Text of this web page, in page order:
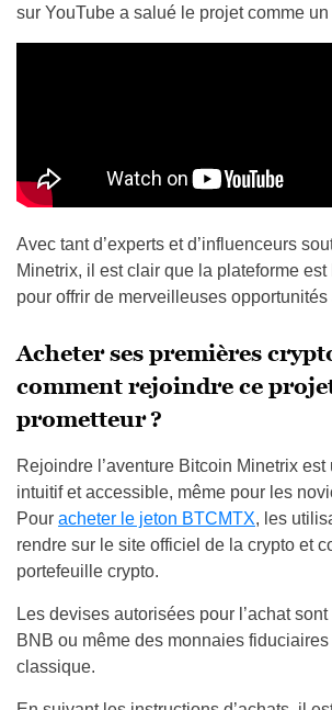
sur YouTube a salué le projet comme
Avec tant d’experts et d’influenceurs
Minetrix, il est clair que la plateforme
pour offrir de merveilleuses
Acheter ses premières
comment rejoindre ce
prometteur ?
Rejoindre l’aventure Bitcoin Minetrix
intuitif et accessible, même pour les
Pour acheter le jeton BTCMTX, les
rendre sur le site officiel de la crypto et
portefeuille crypto.
Les devises autorisées pour l’achat
BNB ou même des monnaies
classique.